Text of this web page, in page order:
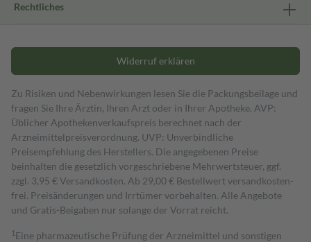
Rechtliches
Widerruf erklären
Zu Risiken und Nebenwirkungen lesen Sie die Packungsbeilage und
fragen Sie Ihre Ärztin, Ihren Arzt oder in Ihrer Apotheke. AVP:
Üblicher Apothekenverkaufspreis berechnet nach der
Arzneimittelpreisverordnung. UVP: Unverbindliche
Preisempfehlung des Herstellers. Die angegebenen Preise
beinhalten die gesetzlich vorgeschriebene Mehrwertsteuer, ggf.
zzgl. 3,95 € Versandkosten. Ab 29,00 € Bestell­wert versand­kosten­
frei. Preisänderungen und Irrtümer vorbehalten. Alle Angebote
und Gratis-Beigaben nur solange der Vorrat reicht.
1 Eine pharmazeutische Prüfung der Arzneimittel und sonstigen